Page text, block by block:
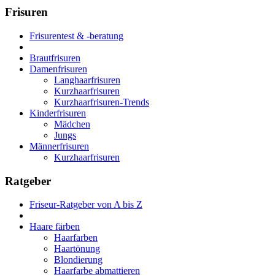
Frisuren
Frisurentest & -beratung
Brautfrisuren
Damenfrisuren
Langhaarfrisuren
Kurzhaarfrisuren
Kurzhaarfrisuren-Trends
Kinderfrisuren
Mädchen
Jungs
Männerfrisuren
Kurzhaarfrisuren
Ratgeber
Friseur-Ratgeber von A bis Z
Haare färben
Haarfarben
Haartönung
Blondierung
Haarfarbe abmattieren